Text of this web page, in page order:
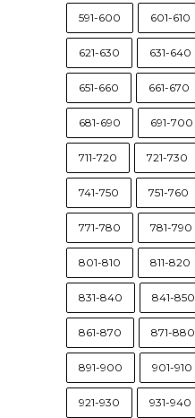
591-600 601-610
621-630 631-640
651-660 661-670
681-690 691-700
711-720 721-730
741-750 751-760
771-780 781-790
801-810 811-820
831-840 841-850
861-870 871-880
891-900 901-910
921-930 931-940